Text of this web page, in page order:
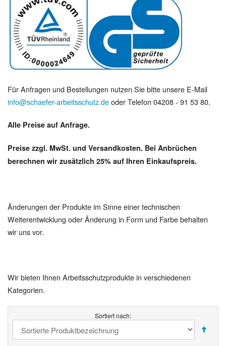
Für Anfragen und Bestellungen nutzen Sie bitte unsere E-Mail
info@schaefer-arbeitsschutz.deoder Telefon 04208 - 91 53 80.
Alle Preise auf Anfrage.
Preise zzgl. MwSt. und Versandkosten. Bei Anbrüchen
berechnen wir zusätzlich 25% auf Ihren Einkaufspreis.
Änderungen der Produkte im Sinne einer technischen
Weiterentwicklung oder Änderung in Form und Farbe behalten
wir uns vor.
Wir bieten Ihnen Arbeitsschutzprodukte in verschiedenen
Kategorien.
Sortiert nach: